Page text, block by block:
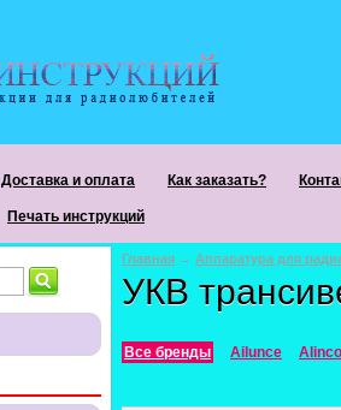
Доставка и оплата Как заказать?
Печать инструкций
Главная → Аппаратура для
УКВ
Все бренды Ailunce Alinco